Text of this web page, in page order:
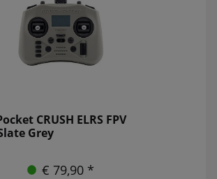
CRUSH ELRS FPV
Grey
€ 79,90 *